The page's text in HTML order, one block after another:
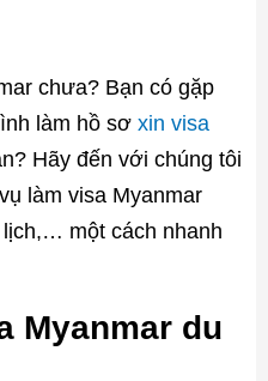
chưa? Bạn có gặp
làm hồ sơ xin visa
Hãy đến với chúng tôi
làm visa Myanmar
một cách nhanh
Myanmar du